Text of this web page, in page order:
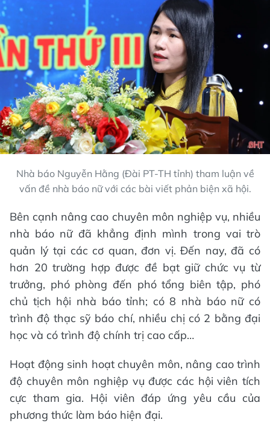
Nhà báo Nguyễn Hằng (Đài PT-TH tỉnh) tham luận về
vấn đề nhà báo nữ với các bài viết phản biện xã hội.
Bên cạnh nâng cao chuyên môn nghiệp vụ, nhiều
nhà báo nữ đã khẳng định mình trong vai trò
quản lý tại các cơ quan, đơn vị. Đến nay, đã có
hơn 20 trường hợp được đề bạt giữ chức vụ từ
trưởng, phó phòng đến phó tổng biên tập, phó
chủ tịch hội nhà báo tỉnh; có 8 nhà báo nữ có
trình độ thạc sỹ báo chí, nhiều chị có 2 bằng đại
học và có trình độ chính trị cao cấp…
Hoạt động sinh hoạt chuyên môn, nâng cao trình
độ chuyên môn nghiệp vụ được các hội viên tích
cực tham gia. Hội viên đáp ứng yêu cầu của
phương thức làm báo hiện đại.